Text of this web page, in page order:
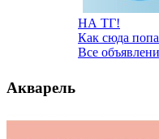
НА ТГ!
Как сюда
Все
Акварель